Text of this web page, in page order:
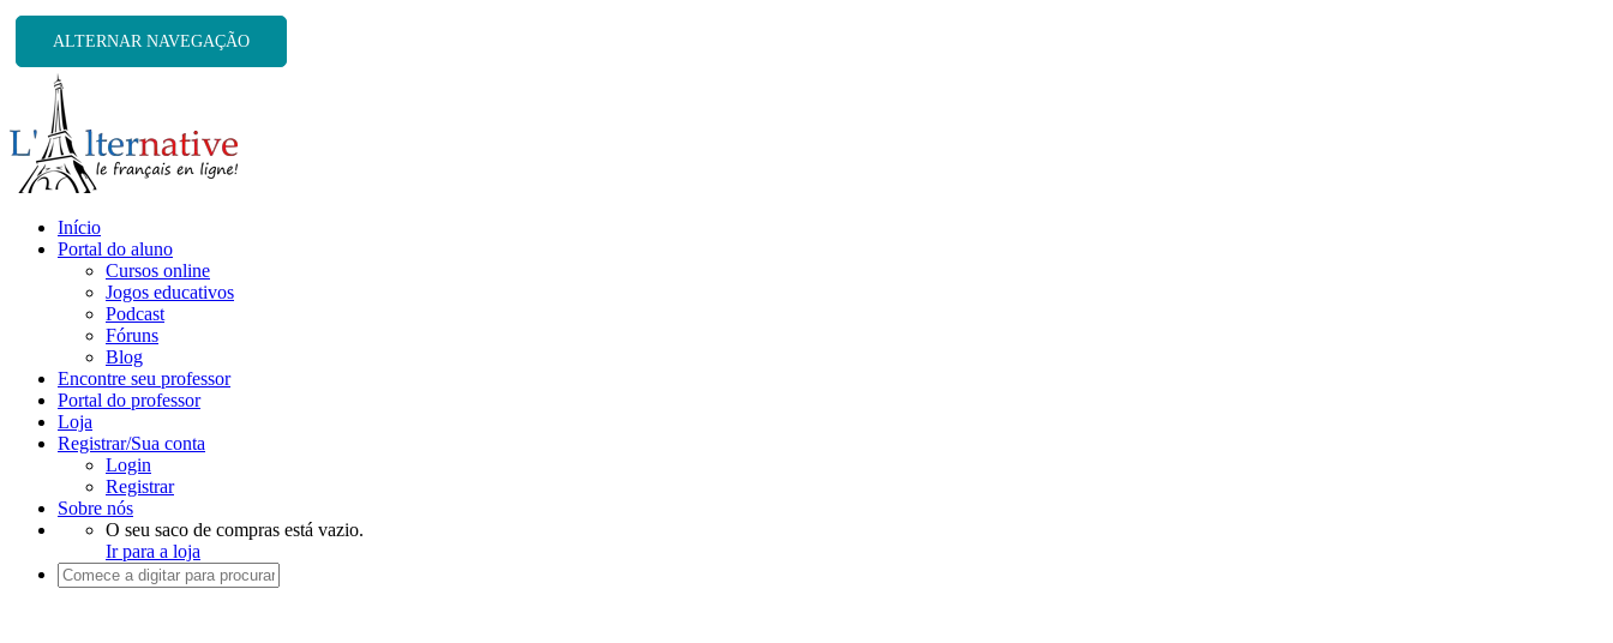
ALTERNAR NAVEGAÇÃO
Início
Portal do aluno
Cursos online
Jogos educativos
Podcast
Fóruns
Blog
Encontre seu professor
Portal do professor
Loja
Registrar/Sua conta
Login
Registrar
Sobre nós
O seu saco de compras está vazio.
Ir para a loja